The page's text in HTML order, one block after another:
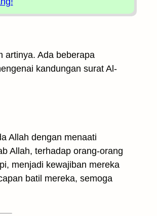
artinya. Ada beberapa
kandungan surat Al-
Allah dengan menaati
Allah, terhadap orang-orang
menjadi kewajiban mereka
batil mereka, semoga